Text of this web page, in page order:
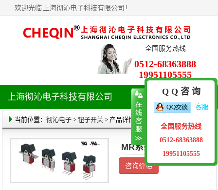
欢迎光临 上海彻沁电子科技有限公司 !
全国服务热线
0512-68363888
19951105555
航
单
上海彻沁电子科技有限公司
当前位置： 彻沁电子> 钮子开关> 产品详情
MR系列纽子开关
咨询价格
Q Q 咨 询
客服
全国服务热线
0512-68363888
19951105555